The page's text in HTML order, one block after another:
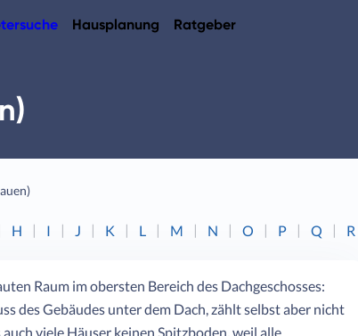
Hausplanung Ratgeber
H I J K L M N O P Q R
Raum im obersten Bereich des Dachgeschosses:
des Gebäudes unter dem Dach, zählt selbst aber nicht
viele Häuser keinen Spitzboden, weil alle